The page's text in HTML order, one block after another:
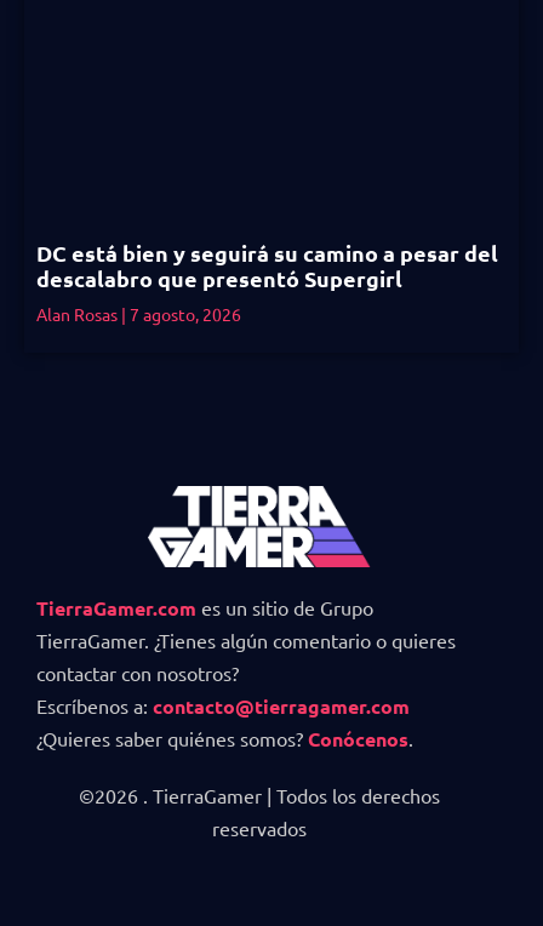
DC está bien y seguirá su camino a pesar del
descalabro que presentó Supergirl
Alan Rosas 7 agosto, 2026
TierraGamer.com es un sitio de Grupo
TierraGamer. ¿Tienes algún comentario o quieres
contactar con nosotros?
Escríbenos a: contacto@tierragamer.com
¿Quieres saber quiénes somos? Conócenos
©2026 . TierraGamer | Todos los derechos
reservados